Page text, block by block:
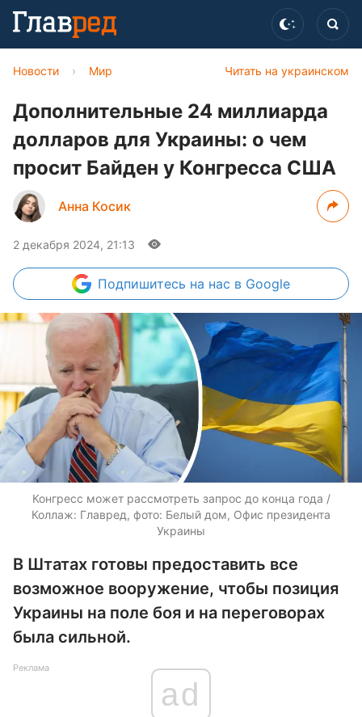
Читать на украинском
Новости › Мир
Дополнительные 24 миллиарда
долларов для Украины: о чем
просит Байден у Конгресса США
Анна Косик
2 декабря 2024, 21:13
Подпишитесь на нас в Google
Конгресс может рассмотреть запрос до конца года /
Коллаж: Главред, фото: Белый дом, Офис президента
Украины
В Штатах готовы предоставить все
возможное вооружение, чтобы позиция
Украины на поле боя и на переговорах
была сильной.
Реклама
ad